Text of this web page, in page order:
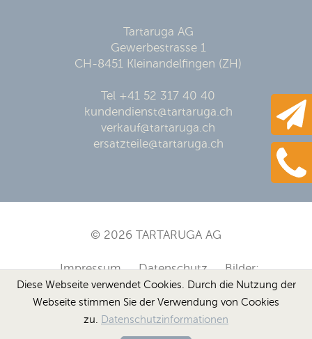
Tartaruga AG
Gewerbestrasse 1
CH-8451 Kleinandelfingen (ZH)
Tel +41 52 317 40 40
kundendienst@tartaruga.ch
verkauf@tartaruga.ch
ersatzteile@tartaruga.ch
© 2026 TARTARUGA AG
Impressum Datenschutz Bilder:
RKBGamo www.gamo.de Werbeagentur
Diese Webseite verwendet Cookies. Durch die Nutzung der
Webseite stimmen Sie der Verwendung von Cookies
zu. Datenschutzinformationen